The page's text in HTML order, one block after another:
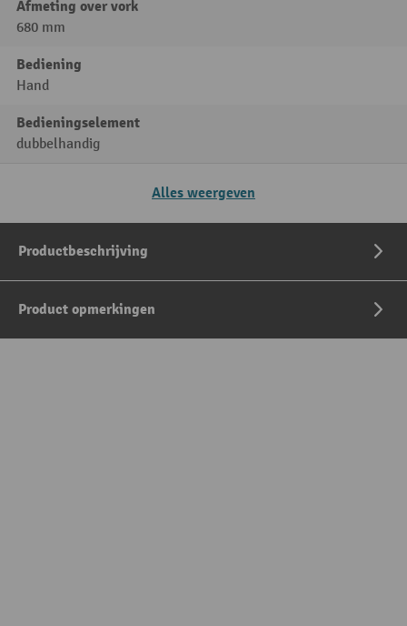
Afmeting over vork
680 mm
Bediening
Hand
Bedieningselement
dubbelhandig
Alles weergeven
Productbeschrijving
Product opmerkingen